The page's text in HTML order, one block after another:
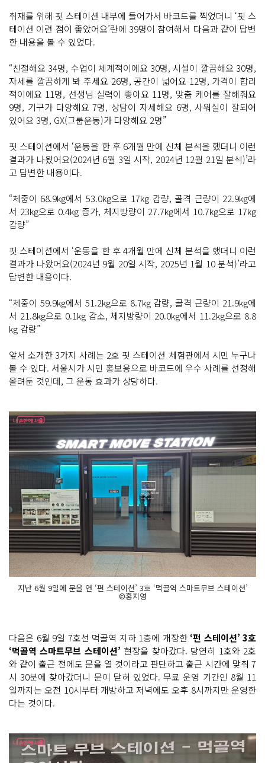
취재를 위해 핏 스테이션 내부에 들어가서 바코드를 찍었더니 ‘핏 스
테이션 이런 점이 좋았어요’란에 39명이 참여해서 다음과 같이 답변
한 내용을 볼 수 있었다.
“친절해요 34명, 수업이 체계적이에요 30명, 시설이 깔끔해요 30명,
자세를 깔끔하게 봐 주세요 26명, 공간이 넓어요 12명, 가격이 합리
적이에요 11명, 선생님 실력이 좋아요 11명, 맞춤 케어를 잘해줘요
9명, 기구가 다양해요 7명, 상담이 자세해요 6명, 사워실이 잘되어
있어요 3명, GX(그룹운동)가 다양해요 2명”
핏 스테이션에서 ‘운동을 한 후 6개월 만에 신체 분석을 했더니 이런
결과가 나왔어요(2024년 6월 3일 시작, 2024년 12월 21일 분석)’라
고 답변한 내용이다.
“체중이 68.9kg에서 53.0kg으로 17kg 감량, 골격 근량이 22.9kg에
서 23kg으로 0.4kg 증가, 체지방량이 27.7kg에서 10.7kg으로 17kg
감량”
핏 스테이션에서 ‘운동을 한 후 4개월 만에 신체 분석을 했더니 이런
결과가 나왔어요(2024년 9월 20일 시작, 2025년 1월 10 분석)’라고
답변한 내용이다.
“체중이 59.9kg에서 51.2kg으로 8.7kg 감량, 골격 근량이 21.9kg에
서 21.8kg으로 0.1kg 감소, 체지방량이 20.0kg에서 11.2kg으로 8.8
kg 감량”
앞서 소개한 3가지 사례는 2호 핏 스테이션 체험관에서 시민 누구나
볼 수 있다. 서울시가 시민 홍보용으로 바코드에 우수 사례를 선정해
올려둔 것인데, 그 운동 효과가 상당하다.
지난 6월 9일에 문을 연 ‘펀 스테이션’ 3호 ‘먹골역 스마트무브 스테이션’
©홍지영
다음은 6월 9일 7호선 먹골역 지하 1층에 개장한 ‘펀 스테이션’ 3호
‘먹골역 스마트무브 스테이션’ 현장을 찾아갔다. 당연히 1호와 2호
와 같이 출근 전에도 문을 열 것이라고 판단하고 출근 시간에 맞춰 7
시 30분에 찾아갔더니 문이 닫혀 있었다. 무료 운영 기간인 8월 11
일까지는 오전 10시부터 개방하고 저녁에도 오후 8시까지만 운영한
다는 것이다.